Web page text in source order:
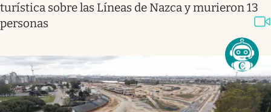
turística sobre las Líneas de Nazca y murieron 13
personas